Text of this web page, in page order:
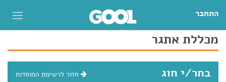
התחבר
מכללת אתגר
בחר/י חוג חזור לרשימת המוסדות